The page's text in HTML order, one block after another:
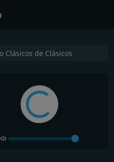
Clásicos de Clásicos